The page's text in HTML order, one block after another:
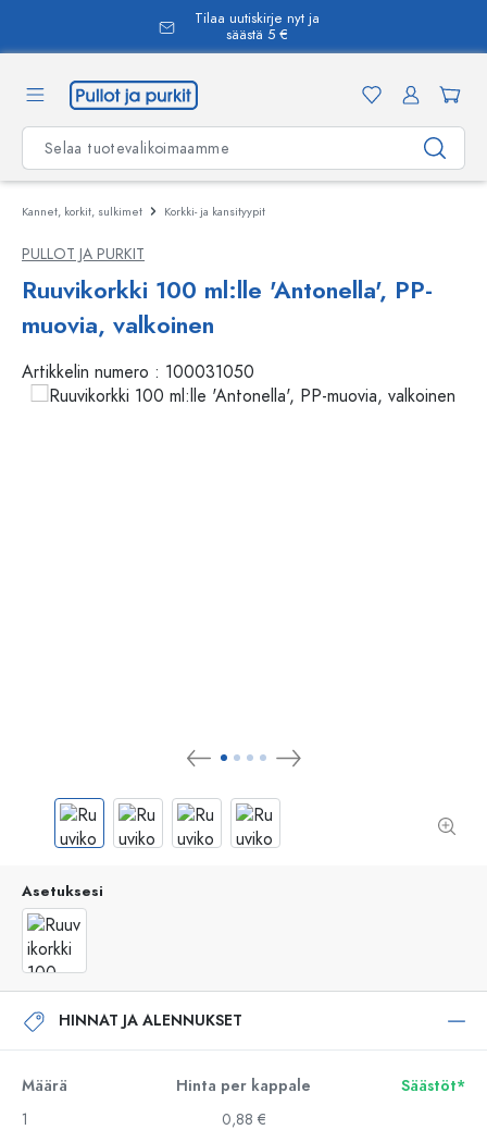
Tilaa uutiskirje nyt ja
säästä 5 €
Kannet, korkit, sulkimet Korkki- ja kansityypit
PULLOT JA PURKIT
Ruuvikorkki 100 ml:lle 'Antonella', PP-
muovia, valkoinen
Artikkelin numero : 100031050
Asetuksesi
HINNAT JA ALENNUKSET
Määrä Hinta per kappale
Säästöt*
1
0,88 €